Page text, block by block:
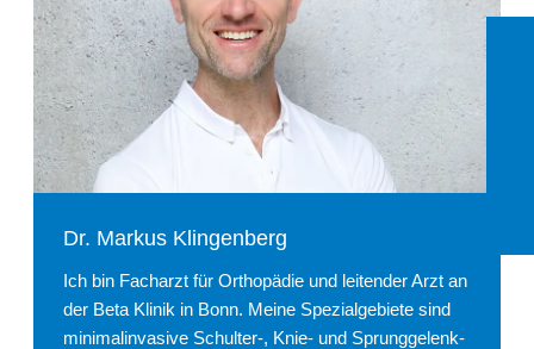
Dr. Markus Klingenberg
Ich bin Facharzt für Orthopädie und leitender Arzt an
der Beta Klinik in Bonn. Meine Spezialgebiete sind
minimalinvasive Schulter-, Knie- und Sprunggelenk-